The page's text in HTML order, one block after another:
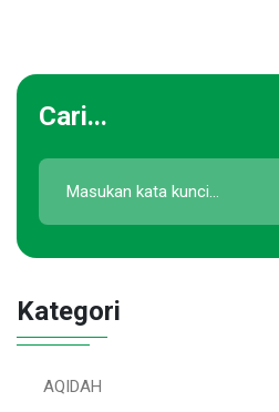
Cari...
Kategori
AQIDAH